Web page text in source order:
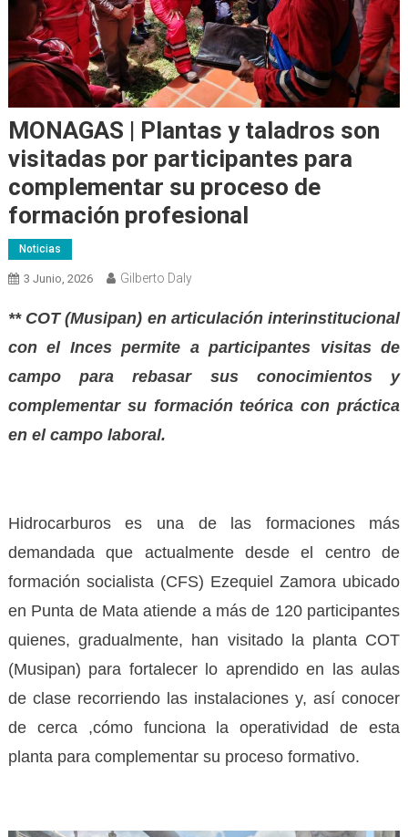
MONAGAS | Plantas y taladros son
visitadas por participantes para
complementar su proceso de
formación profesional
Noticias
3 Junio, 2026 Gilberto Daly
** COT (Musipan) en articulación interinstitucional
con el Inces permite a participantes visitas de
campo para rebasar sus conocimientos y
complementar su formación teórica con práctica
en el campo laboral.
Hidrocarburos es una de las formaciones más
demandada que actualmente desde el centro de
formación socialista (CFS) Ezequiel Zamora ubicado
en Punta de Mata atiende a más de 120 participantes
quienes, gradualmente, han visitado la planta COT
(Musipan) para fortalecer lo aprendido en las aulas
de clase recorriendo las instalaciones y, así conocer
de cerca ,cómo funciona la operatividad de esta
planta para complementar su proceso formativo.